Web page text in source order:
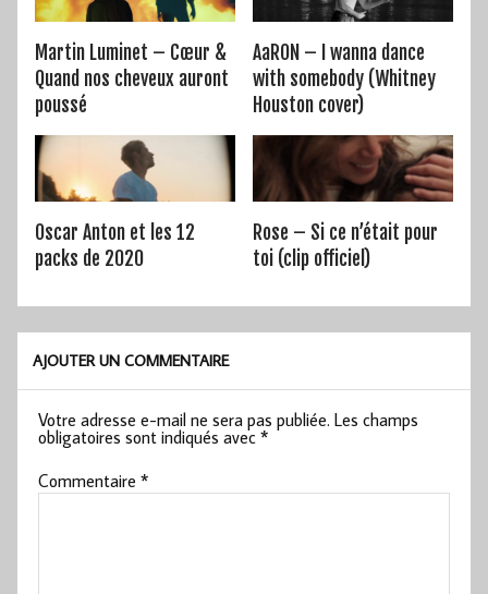
Martin Luminet – Cœur &
Quand nos cheveux auront
poussé
AaRON – I wanna dance
with somebody (Whitney
Houston cover)
Oscar Anton et les 12
packs de 2020
Rose – Si ce n’était pour
toi (clip officiel)
AJOUTER UN COMMENTAIRE
Votre adresse e-mail ne sera pas publiée. Les champs
obligatoires sont indiqués avec*
Commentaire*